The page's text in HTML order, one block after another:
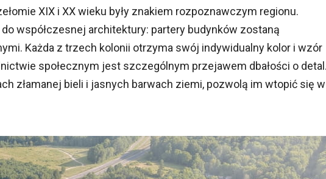
XIX i XX wieku były znakiem rozpoznawczym regionu.
współczesnej architektury: partery budynków zostaną
Każda z trzech kolonii otrzyma swój indywidualny kolor i wzór
społecznym jest szczególnym przejawem dbałości o
złamanej bieli i jasnych barwach ziemi, pozwolą im wtopić się w